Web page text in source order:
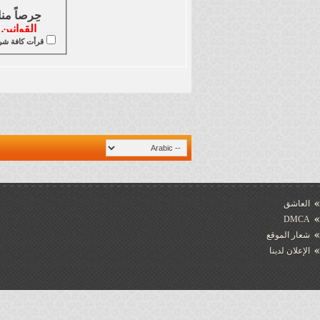
حِرصاً منا على سلك نهجٍ جيد من أجل سير
لن أُطيلَ في
التسجيل
قرأت كافة
العاشق
DMCA
شعار الموقع
الإعلان لدينا